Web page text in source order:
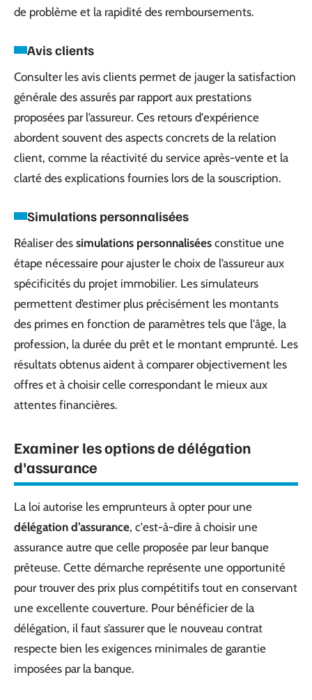
de problème et la rapidité des remboursements.
Avis clients
Consulter les avis clients permet de jauger la satisfaction
générale des assurés par rapport aux prestations
proposées par l’assureur. Ces retours d'expérience
abordent souvent des aspects concrets de la relation
client, comme la réactivité du service après-vente et la
clarté des explications fournies lors de la souscription.
Simulations personnalisées
Réaliser des simulations personnalisées constitue une
étape nécessaire pour ajuster le choix de l’assureur aux
spécificités du projet immobilier. Les simulateurs
permettent d’estimer plus précisément les montants
des primes en fonction de paramètres tels que l'âge, la
profession, la durée du prêt et le montant emprunté. Les
résultats obtenus aident à comparer objectivement les
offres et à choisir celle correspondant le mieux aux
attentes financières.
Examiner les options de délégation
d'assurance
La loi autorise les emprunteurs à opter pour une
délégation d’assurance, c'est-à-dire à choisir une
assurance autre que celle proposée par leur banque
prêteuse. Cette démarche représente une opportunité
pour trouver des prix plus compétitifs tout en conservant
une excellente couverture. Pour bénéficier de la
délégation, il faut s’assurer que le nouveau contrat
respecte bien les exigences minimales de garantie
imposées par la banque.